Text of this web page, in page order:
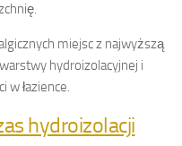
miejsc z najwyższą
hydroizolacyjnej i
w łazience.
hydroizolacji